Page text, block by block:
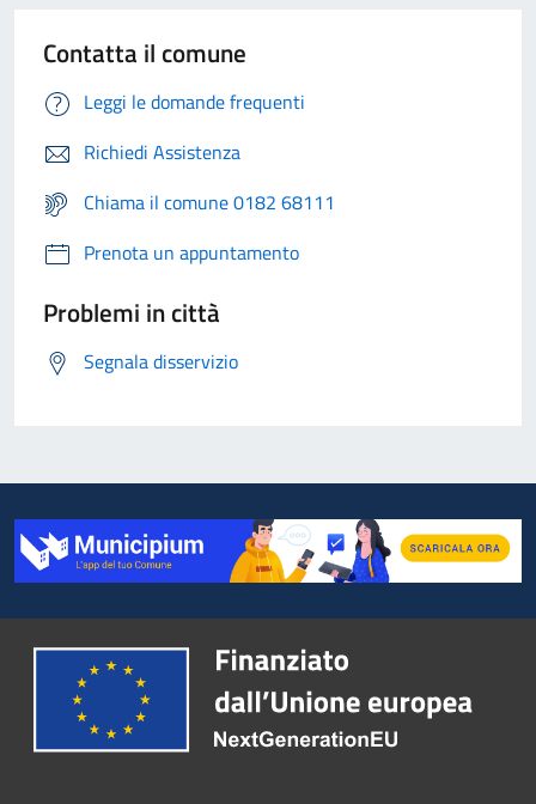
Contatta il comune
Leggi le domande frequenti
Richiedi Assistenza
Chiama il comune 0182 68111
Prenota un appuntamento
Problemi in città
Segnala disservizio